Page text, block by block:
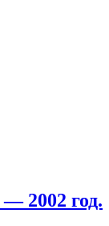
2002 год.